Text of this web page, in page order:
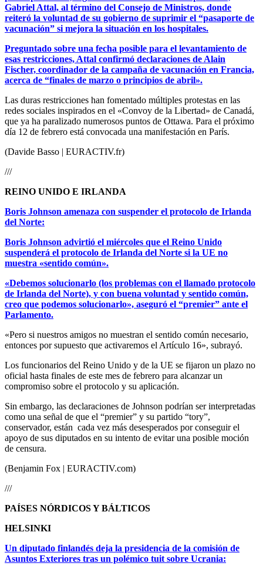
Gabriel Attal, al término del Consejo de Ministros, donde
reiteró la voluntad de su gobierno de suprimir el “pasaporte de
vacunación” si mejora la situación en los hospitales.
Preguntado sobre una fecha posible para el levantamiento de
esas restricciones, Attal confirmó declaraciones de Alain
Fischer, coordinador de la campaña de vacunación en Francia,
acerca de “finales de marzo o principios de abril».
Las duras restricciones han fomentado múltiples protestas en las
redes sociales inspirados en el «Convoy de la Libertad» de Canadá,
que ya ha paralizado numerosos puntos de Ottawa. Para el próximo
día 12 de febrero está convocada una manifestación en París.
(Davide Basso | EURACTIV.fr)
///
REINO UNIDO E IRLANDA
Boris Johnson amenaza con suspender el protocolo de Irlanda
del Norte:
Boris Johnson advirtió el miércoles que el Reino Unido
suspenderá el protocolo de Irlanda del Norte si la UE no
muestra «sentido común».
«Debemos solucionarlo (los problemas con el llamado protocolo
de Irlanda del Norte), y con buena voluntad y sentido común,
creo que podemos solucionarlo», aseguró el “premier” ante el
Parlamento.
«Pero si nuestros amigos no muestran el sentido común necesario,
entonces por supuesto que activaremos el Artículo 16», subrayó.
Los funcionarios del Reino Unido y de la UE se fijaron un plazo no
oficial hasta finales de este mes de febrero para alcanzar un
compromiso sobre el protocolo y su aplicación.
Sin embargo, las declaraciones de Johnson podrían ser interpretadas
como una señal de que el “premier” y su partido “tory”,
conservador, están cada vez más desesperados por conseguir el
apoyo de sus diputados en su intento de evitar una posible moción
de censura.
(Benjamin Fox | EURACTIV.com)
///
PAÍSES NÓRDICOS Y BÁLTICOS
HELSINKI
Un diputado finlandés deja la presidencia de la comisión de
Asuntos Exteriores tras un polémico tuit sobre Ucrania: